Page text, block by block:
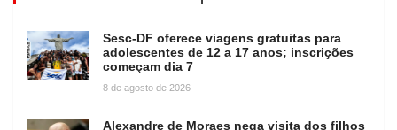
Sesc-DF oferece viagens gratuitas para
adolescentes de 12 a 17 anos; inscrições
começam dia 7
8 de agosto de 2026
Alexandre de Moraes nega visita dos filhos